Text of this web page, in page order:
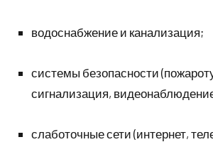
водоснабжение и канализация;
системы безопасности
сигнализация,
слаботочные сети (интернет,